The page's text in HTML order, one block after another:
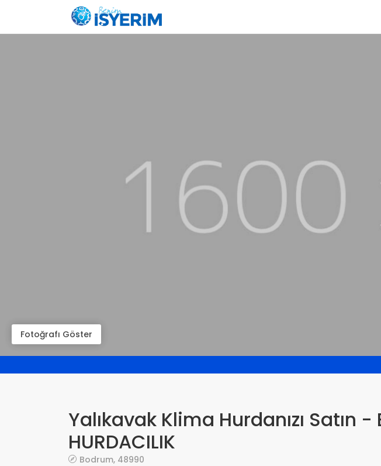
Fotoğrafı Göster
Yalıkavak Klima Hurdanızı Satın -
HURDACILIK
Bodrum, 48990